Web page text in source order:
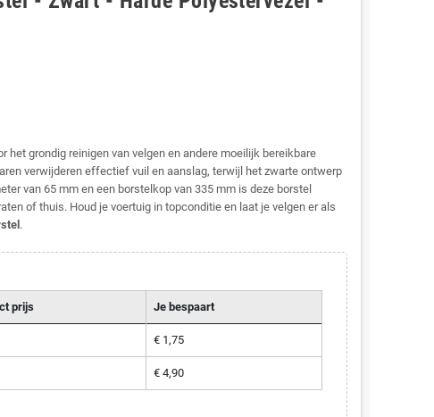
het grondig reinigen van velgen en andere moeilijk bereikbare
verwijderen effectief vuil en aanslag, terwijl het zwarte ontwerp
van 65 mm en een borstelkop van 335 mm is deze borstel
of thuis. Houd je voertuig in topconditie en laat je velgen er als
.
prijs Je bespaart
€ 1,75
€ 4,90